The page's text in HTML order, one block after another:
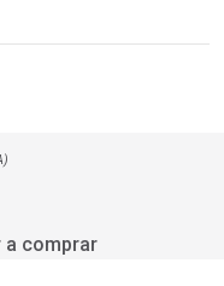
a comprar